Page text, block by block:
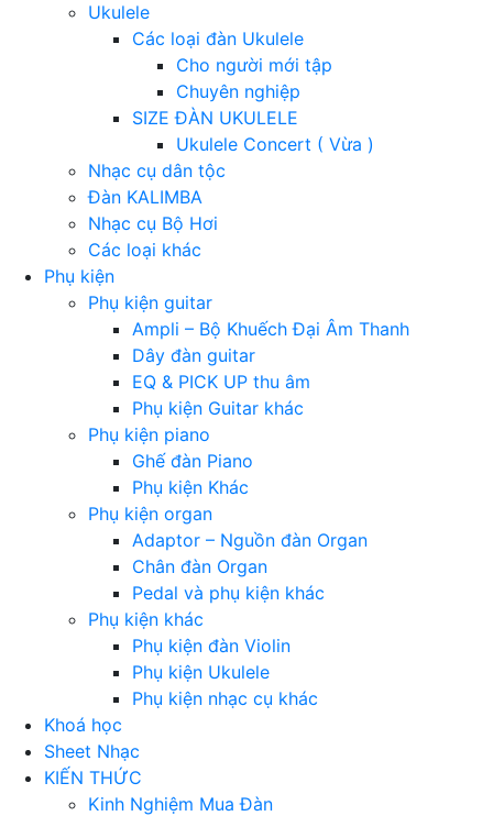
Ukulele
Các loại đàn Ukulele
Cho người mới tập
Chuyên nghiệp
SIZE ĐÀN UKULELE
Ukulele Concert ( Vừa )
Nhạc cụ dân tộc
Đàn KALIMBA
Nhạc cụ Bộ Hơi
Các loại khác
Phụ kiện
Phụ kiện guitar
Ampli – Bộ Khuếch Đại Âm Thanh
Dây đàn guitar
EQ & PICK UP thu âm
Phụ kiện Guitar khác
Phụ kiện piano
Ghế đàn Piano
Phụ kiện Khác
Phụ kiện organ
Adaptor – Nguồn đàn Organ
Chân đàn Organ
Pedal và phụ kiện khác
Phụ kiện khác
Phụ kiện đàn Violin
Phụ kiện Ukulele
Phụ kiện nhạc cụ khác
Khoá học
Sheet Nhạc
KIẾN THỨC
Kinh Nghiệm Mua Đàn